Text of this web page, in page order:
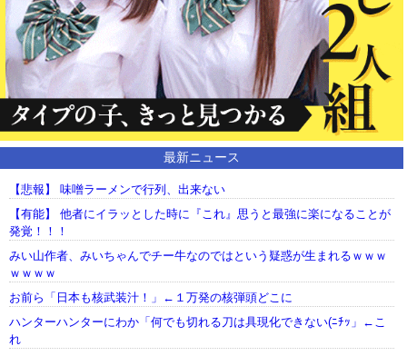
最新ニュース
【悲報】 味噌ラーメンで行列、出来ない
【有能】 他者にイラッとした時に『これ』思うと最強に楽になることが
発覚！！！
みい山作者、みいちゃんでチー牛なのではという疑惑が生まれるｗｗｗ
ｗｗｗｗ
お前ら「日本も核武装汁！」←１万発の核弾頭どこに
ハンターハンターにわか「何でも切れる刀は具現化できない(ﾆﾁｯ」←こ
れ